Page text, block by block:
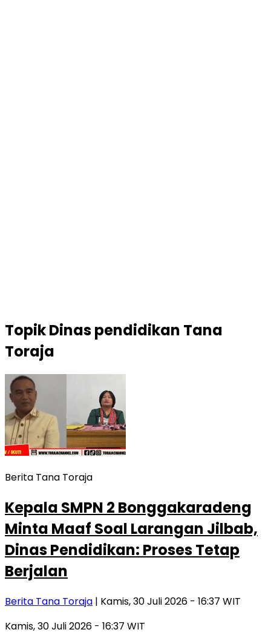
TopikDinas pendidikan Tana
Toraja
Berita Tana Toraja
Kepala SMPN 2 Bonggakaradeng
Minta Maaf Soal Larangan Jilbab,
Dinas Pendidikan: Proses Tetap
Berjalan
Berita Tana Toraja | Kamis, 30 Juli 2026 - 16:37 WIT
Kamis, 30 Juli 2026 - 16:37 WIT